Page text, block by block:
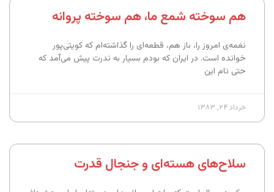
هم سوخته شمع ما،‌ هم سوخته پروانه
نغمه‌ی امروز را،‌ باز هم، قطعه‌ای را گذاشته‌ام که کویتی‌پور
خوانده است. در ایران که بودم بسیار به ندرت پیش می‌آمد که
حتی نام این
خرداد ۲۴, ۱۳۸۳
سلاح‌های هسته‌ای و جنجال قدرت